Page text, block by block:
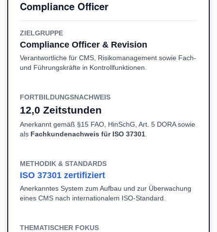
Compliance Officer
ZIELGRUPPE
Compliance Officer & Revision
Verantwortliche für CMS, Risikomanagement sowie Fach-
und Führungskräfte in Kontrollfunktionen.
FORTBILDUNGSNACHWEIS
12,0 Zeitstunden
Anerkannt gemäß §15 FAO, HinSchG, Art. 5 DORA sowie
als Fachkundenachweis für ISO 37301.
METHODIK & STANDARDS
ISO 37301 zertifiziert
Anerkanntes System zum Aufbau und zur Überwachung
eines CMS nach internationalem ISO-Standard.
THEMATISCHER FOKUS